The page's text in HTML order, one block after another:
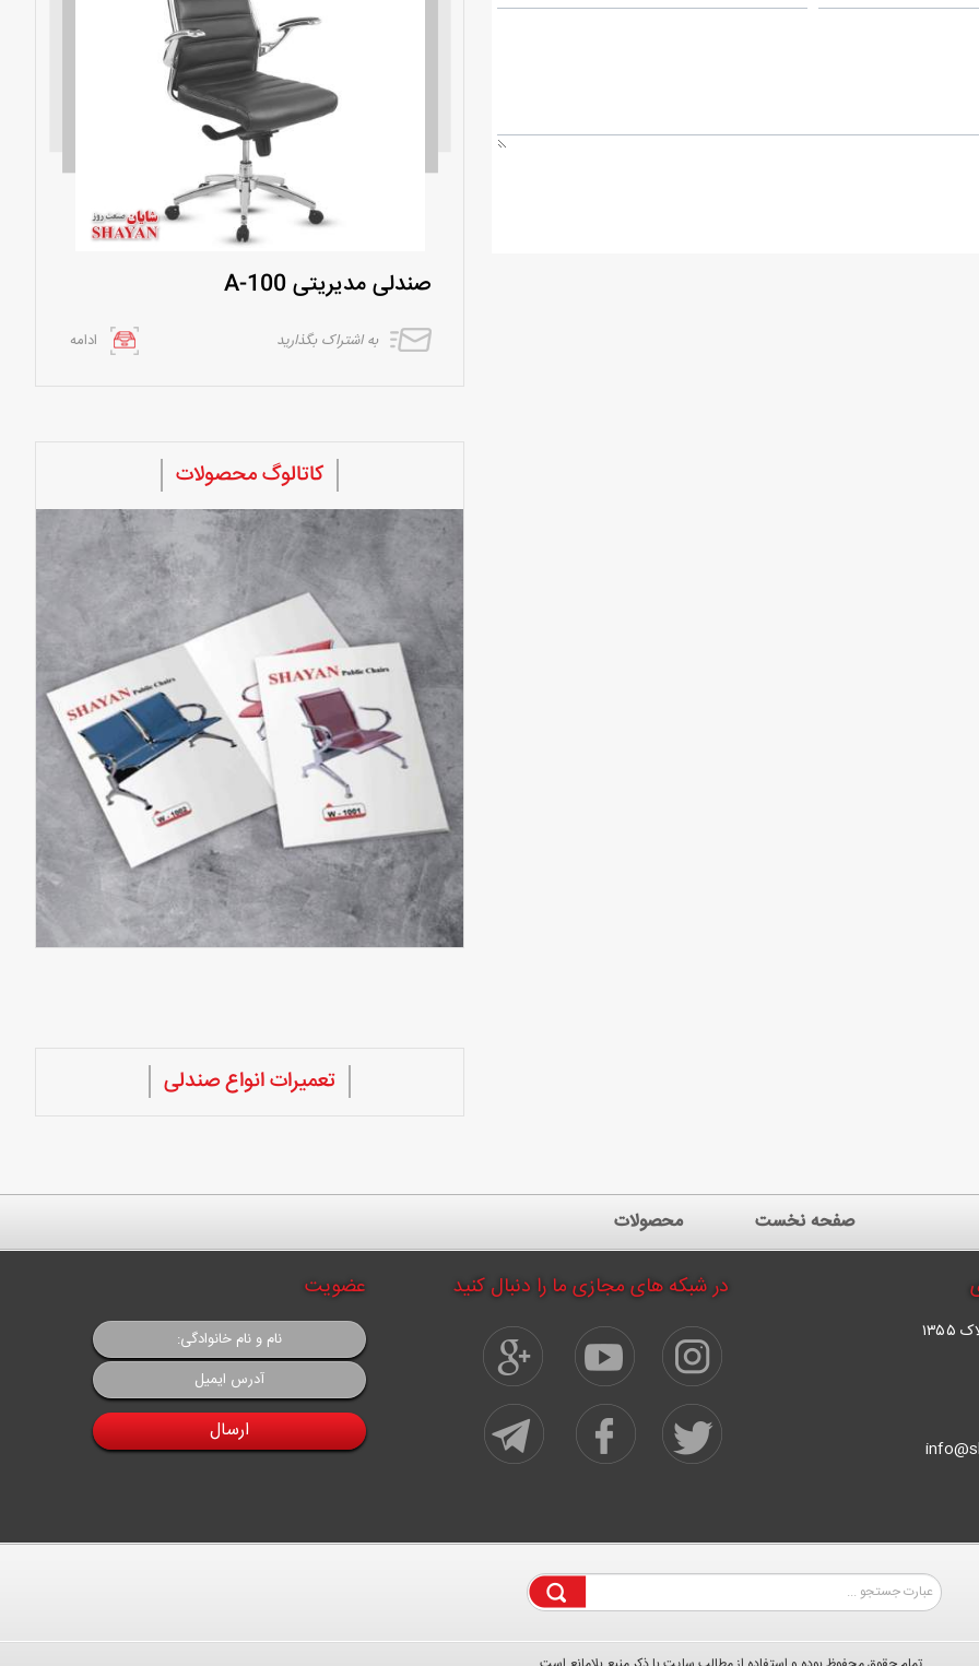
صندلی مدیریتی A-100
به اشتراک بگذارید ادامه
کاتالوگ محصولات
تعمیرات انواع صندلی
صفحه نخست محصولات
در شبکه های مجازی ما را دنبال کنید عضویت
ارسال